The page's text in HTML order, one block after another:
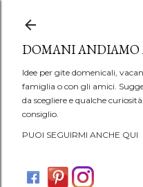
DOMANI ANDIAMO
Idee per gite domenicali,
famiglia o con gli amici.
da scegliere e qualche
consiglio.
PUOI SEGUIRMI ANCHE QUI